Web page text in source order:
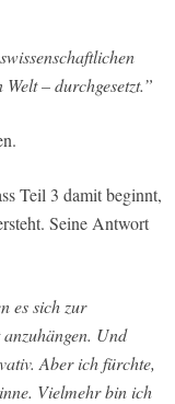
– durchgesetzt.”
Teil 3 damit beginnt,
Seine Antwort
es sich zur
Und
Aber ich fürchte,
Vielmehr bin ich